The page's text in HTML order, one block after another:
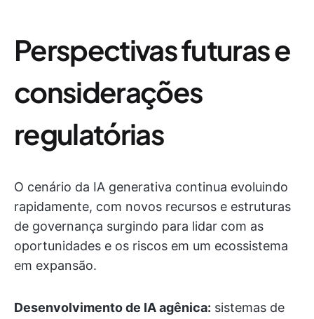
Perspectivas futuras e
considerações
regulatórias
O cenário da IA generativa continua evoluindo
rapidamente, com novos recursos e estruturas
de governança surgindo para lidar com as
oportunidades e os riscos em um ecossistema
em expansão.
Desenvolvimento de IA agênica: sistemas de